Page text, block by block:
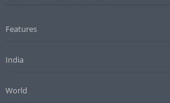
Features
India
World